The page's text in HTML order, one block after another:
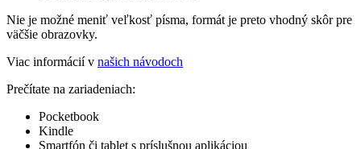
Nie je možné meniť veľkosť písma, formát je preto vhodný skôr pre
väčšie obrazovky.
Viac informácií v našich návodoch
Prečítate na zariadeniach:
Pocketbook
Kindle
Smartfón či tablet s príslušnou aplikáciou